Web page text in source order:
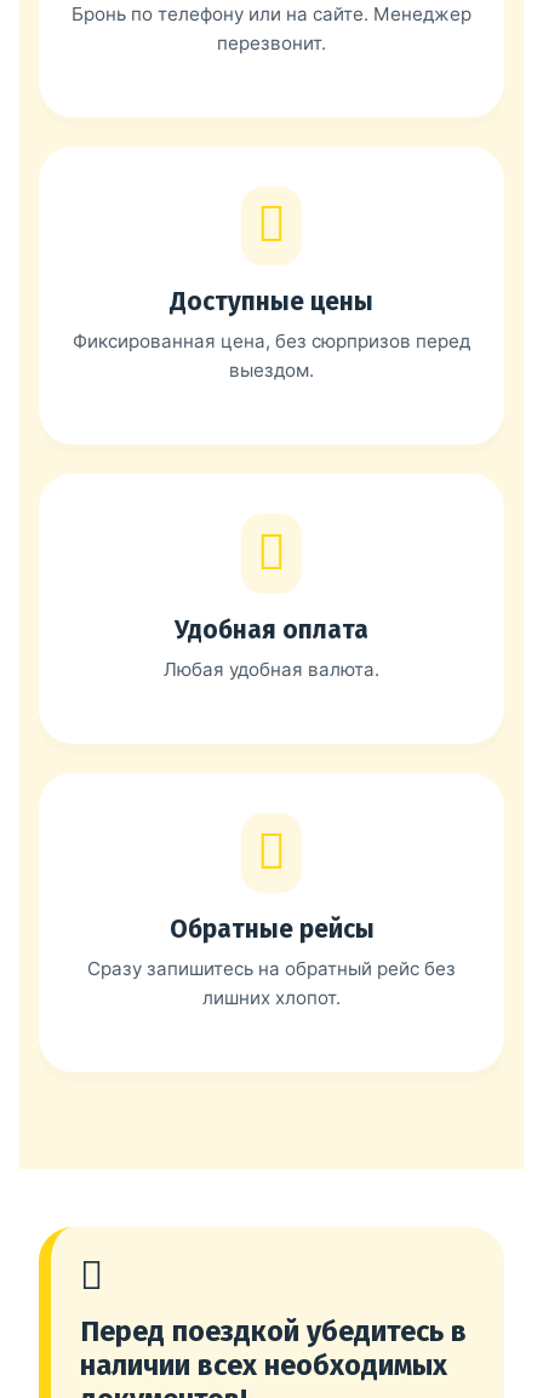
Бронь по телефону или на сайте. Менеджер
перезвонит.
Доступные цены
Фиксированная цена, без сюрпризов перед
выездом.
Удобная оплата
Любая удобная валюта.
Обратные рейсы
Сразу запишитесь на обратный рейс без
лишних хлопот.
Перед поездкой убедитесь в
наличии всех необходимых